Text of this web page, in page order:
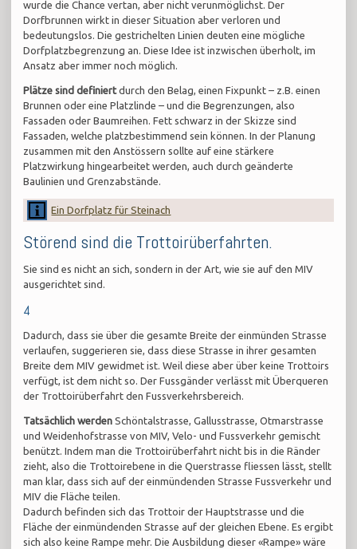
wurde die Chance vertan, aber nicht verunmöglichst. Der
Dorfbrunnen wirkt in dieser Situation aber verloren und
bedeutungslos. Die gestrichelten Linien deuten eine mögliche
Dorfplatzbegrenzung an. Diese Idee ist inzwischen überholt, im
Ansatz aber immer noch möglich.
Plätze sind definiertdurch den Belag, einen Fixpunkt – z.B. einen
Brunnen oder eine Platzlinde – und die Begrenzungen, also
Fassaden oder Baumreihen. Fett schwarz in der Skizze sind
Fassaden, welche platzbestimmend sein können. In der Planung
zusammen mit den Anstössern sollte auf eine stärkere
Platzwirkung hingearbeitet werden, auch durch geänderte
Baulinien und Grenzabstände.
Ein Dorfplatz für Steinach
Störend sind die Trottoirüberfahrten.
Sie sind es nicht an sich, sondern in der Art, wie sie auf den MIV
ausgerichtet sind.
4
Dadurch, dass sie über die gesamte Breite der einmünden Strasse
verlaufen, suggerieren sie, dass diese Strasse in ihrer gesamten
Breite dem MIV gewidmet ist. Weil diese aber über keine Trottoirs
verfügt, ist dem nicht so. Der Fussgänder verlässt mit Überqueren
der Trottoirüberfahrt den Fussverkehrsbereich.
Tatsächlich werden Schöntalstrasse, Gallusstrasse, Otmarstrasse
und Weidenhofstrasse von MIV, Velo- und Fussverkehr gemischt
benützt. Indem man die Trottoirüberfahrt nicht bis in die Ränder
zieht, also die Trottoirebene in die Querstrasse fliessen lässt, stellt
man klar, dass sich auf der einmündenden Strasse Fussverkehr und
MIV die Fläche teilen.
Dadurch befinden sich das Trottoir der Hauptstrasse und die
Fläche der einmündenden Strasse auf der gleichen Ebene. Es ergibt
sich also keine Rampe mehr. Die Ausbildung dieser «Rampe» wäre